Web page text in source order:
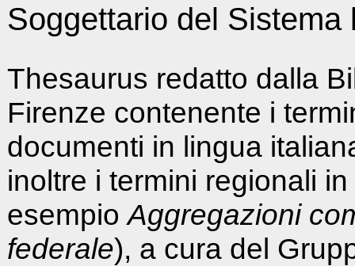
Soggettario del
Thesaurus redatto dalla
Firenze contenente i
documenti in lingua
inoltre i termini regionali
esempioAggregazioni
federale), a cura del